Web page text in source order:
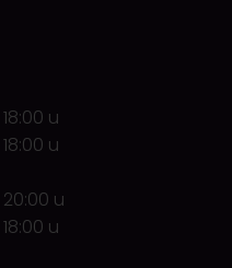
18:00 u
18:00 u
20:00 u
18:00 u